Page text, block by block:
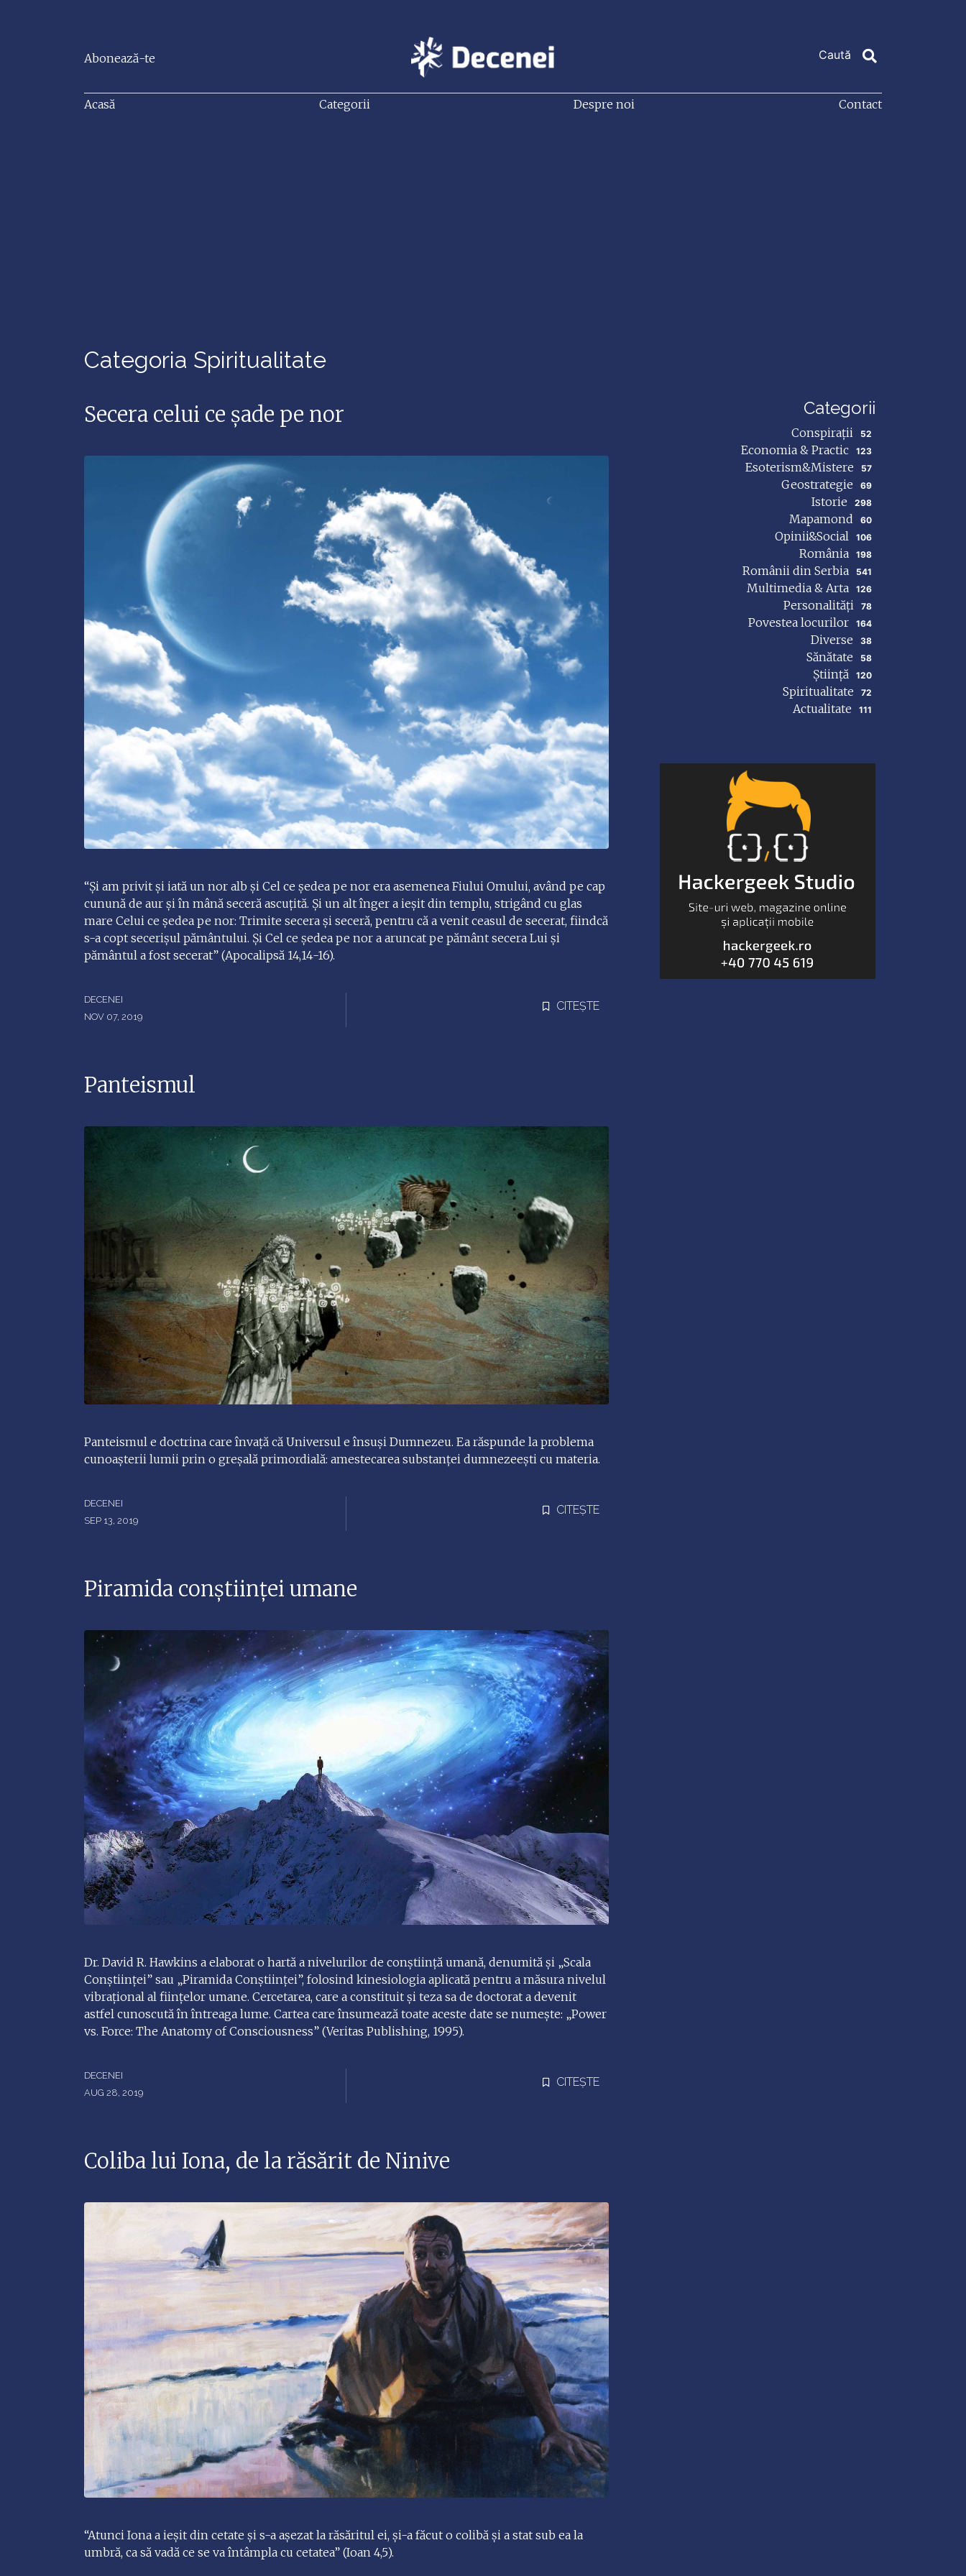
Abonează-te
Acasă Categorii Despre noi Contact
Categoria Spiritualitate
Secera celui ce șade pe nor
“Şi am privit şi iată un nor alb şi Cel ce şedea pe nor era asemenea Fiului Omului, având pe cap
cunună de aur şi în mână seceră ascuţită. Şi un alt înger a ieşit din templu, strigând cu glas
mare Celui ce şedea pe nor: Trimite secera şi seceră, pentru că a venit ceasul de secerat, fiindcă
s-a copt secerişul pământului. Şi Cel ce şedea pe nor a aruncat pe pământ secera Lui şi
pământul a fost secerat” (Apocalipsă 14,14-16).
DECENEI
NOV 07, 2019
CITEȘTE
Panteismul
Panteismul e doctrina care învaţă că Universul e însuşi Dumnezeu. Ea răspunde la problema
cunoaşterii lumii prin o greşală primordială: amestecarea substanţei dumnezeeşti cu materia.
DECENEI
SEP 13, 2019
CITEȘTE
Piramida conștiinței umane
Dr. David R. Hawkins a elaborat o hartă a nivelurilor de conștiință umană, denumită și „Scala
Conștiinței” sau „Piramida Conștiinței”, folosind kinesiologia aplicată pentru a măsura nivelul
vibrațional al ființelor umane. Cercetarea, care a constituit și teza sa de doctorat a devenit
astfel cunoscută în întreaga lume. Cartea care însumează toate aceste date se numește: „Power
vs. Force: The Anatomy of Consciousness” (Veritas Publishing, 1995).
DECENEI
AUG 28, 2019
CITEȘTE
Coliba lui Iona, de la răsărit de Ninive
“Atunci Iona a ieşit din cetate şi s-a aşezat la răsăritul ei, şi-a făcut o colibă şi a stat sub ea la
umbră, ca să vadă ce se va întâmpla cu cetatea” (Ioan 4,5).
Categorii
Conspirații 52
Economia & Practic 123
Esoterism&Mistere 57
Geostrategie 69
Istorie 298
Mapamond 60
Opinii&Social 106
România 198
Românii din Serbia 541
Multimedia & Arta 126
Personalități 78
Povestea locurilor 164
Diverse 38
Sănătate 58
Știință 120
Spiritualitate 72
Actualitate 111